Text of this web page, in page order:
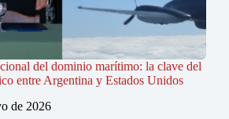
del dominio marítimo: la clave del
entre Argentina y Estados Unidos
de 2026